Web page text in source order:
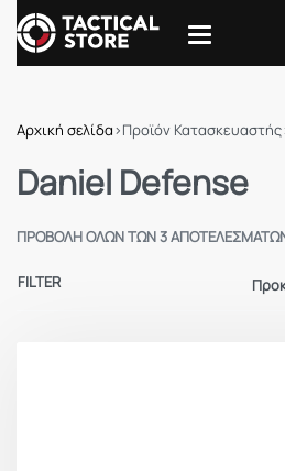
Αρχική σελίδα›Προϊόν Κατασκευαστής
Daniel Defense
ΠΡΟΒΟΛΉ ΌΛΩΝ ΤΩΝ 3
FILTER